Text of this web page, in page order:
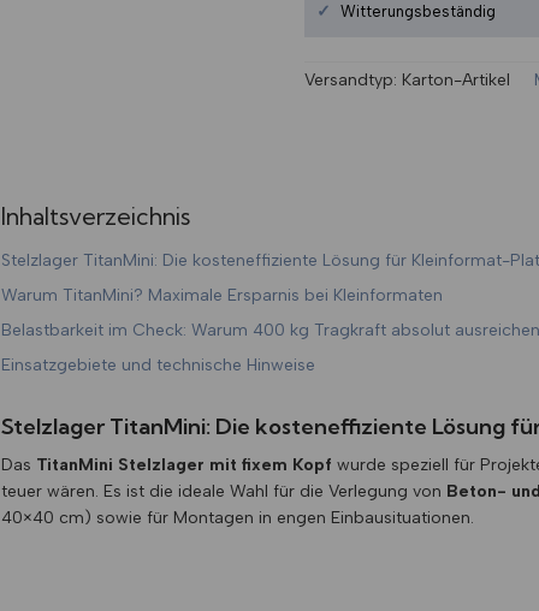
✓ Witterungsbeständig
Versandtyp: Karton-Artikel
Inhaltsverzeichnis
Stelzlager TitanMini: Die kosteneffiziente Lösung für Kleinformat-
Warum TitanMini? Maximale Ersparnis bei Kleinformaten
Belastbarkeit im Check: Warum 400 kg Tragkraft absolut ausreichen
Einsatzgebiete und technische Hinweise
Stelzlager TitanMini: Die kosteneffiziente Lösung
Das TitanMini Stelzlager mit fixem Kopf wurde speziell für
teuer wären. Es ist die ideale Wahl für die Verlegung von Beton-
40×40 cm) sowie für Montagen in engen Einbausituationen.